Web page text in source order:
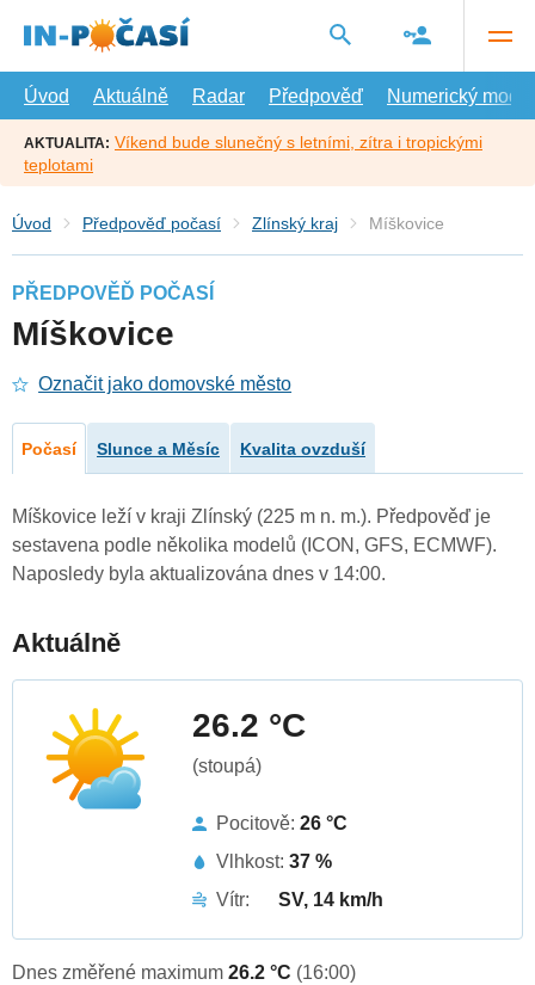
hlavní
Úvod
Aktuálně Radar Předpověď Numerický model
AKTUALITA: Víkend bude slunečný s letními, zítra i tropickými
teplotami
Úvod Předpověď počasí Zlínský kraj Míškovice
PŘEDPOVĚĎ POČASÍ
Míškovice
Označit jako domovské město
Počasí Slunce a Měsíc Kvalita ovzduší
Míškovice leží v kraji Zlínský (225 m n. m.). Předpověď je
sestavena podle několika modelů (ICON, GFS, ECMWF).
Naposledy byla aktualizována dnes v 14:00.
Aktuálně
26.2 °C
(stoupá)
Pocitově: 26 °C
Vlhkost: 37 %
Vítr:
SV, 14 km/h
Dnes změřené maximum 26.2 °C (16:00)